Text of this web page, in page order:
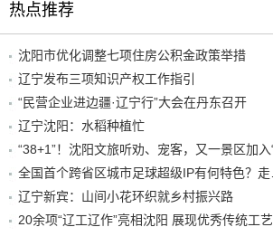
热点推荐
沈阳市优化调整七项住房公积金政策举措
辽宁发布三项知识产权工作指引
“民营企业进边疆·辽宁行”大会在丹东召开
辽宁沈阳：水稻种植忙
辽宁新宾：山间小花环织就乡村振兴路
20余项“辽工辽作”亮相沈阳 展现优秀传统工艺